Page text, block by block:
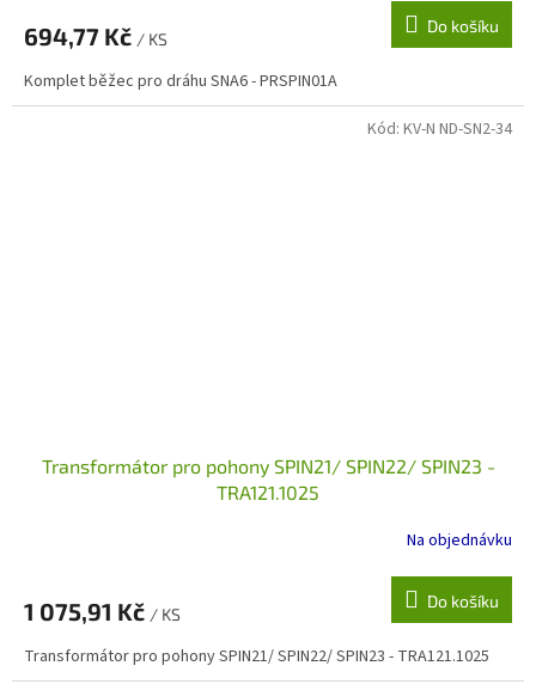
694,77 Kč / KS
Do košíku
Komplet běžec pro dráhu SNA6 - PRSPIN01A
Transformátor pro pohony SPIN21/ SPIN22/ SPIN23 -
TRA121.1025
Na objednávku
1 075,91 Kč / KS
Do košíku
Transformátor pro pohony SPIN21/ SPIN22/ SPIN23 - TRA121.1025
Kód: KV-N ND-SN2-34